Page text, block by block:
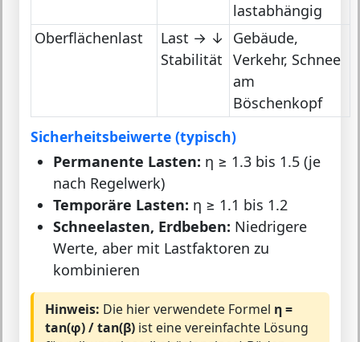
lastabhängig
Oberflächenlast
Last → ↓
Stabilität
Gebäude,
Verkehr, Schnee
am
Böschenkopf
Sicherheitsbeiwerte (typisch)
Permanente Lasten: η ≥ 1.3 bis 1.5 (je
nach Regelwerk)
Temporäre Lasten: η ≥ 1.1 bis 1.2
Schneelasten, Erdbeben: Niedrigere
Werte, aber mit Lastfaktoren zu
kombinieren
Hinweis: Die hier verwendete Formel η =
tan(φ) / tan(β) ist eine vereinfachte Lösung